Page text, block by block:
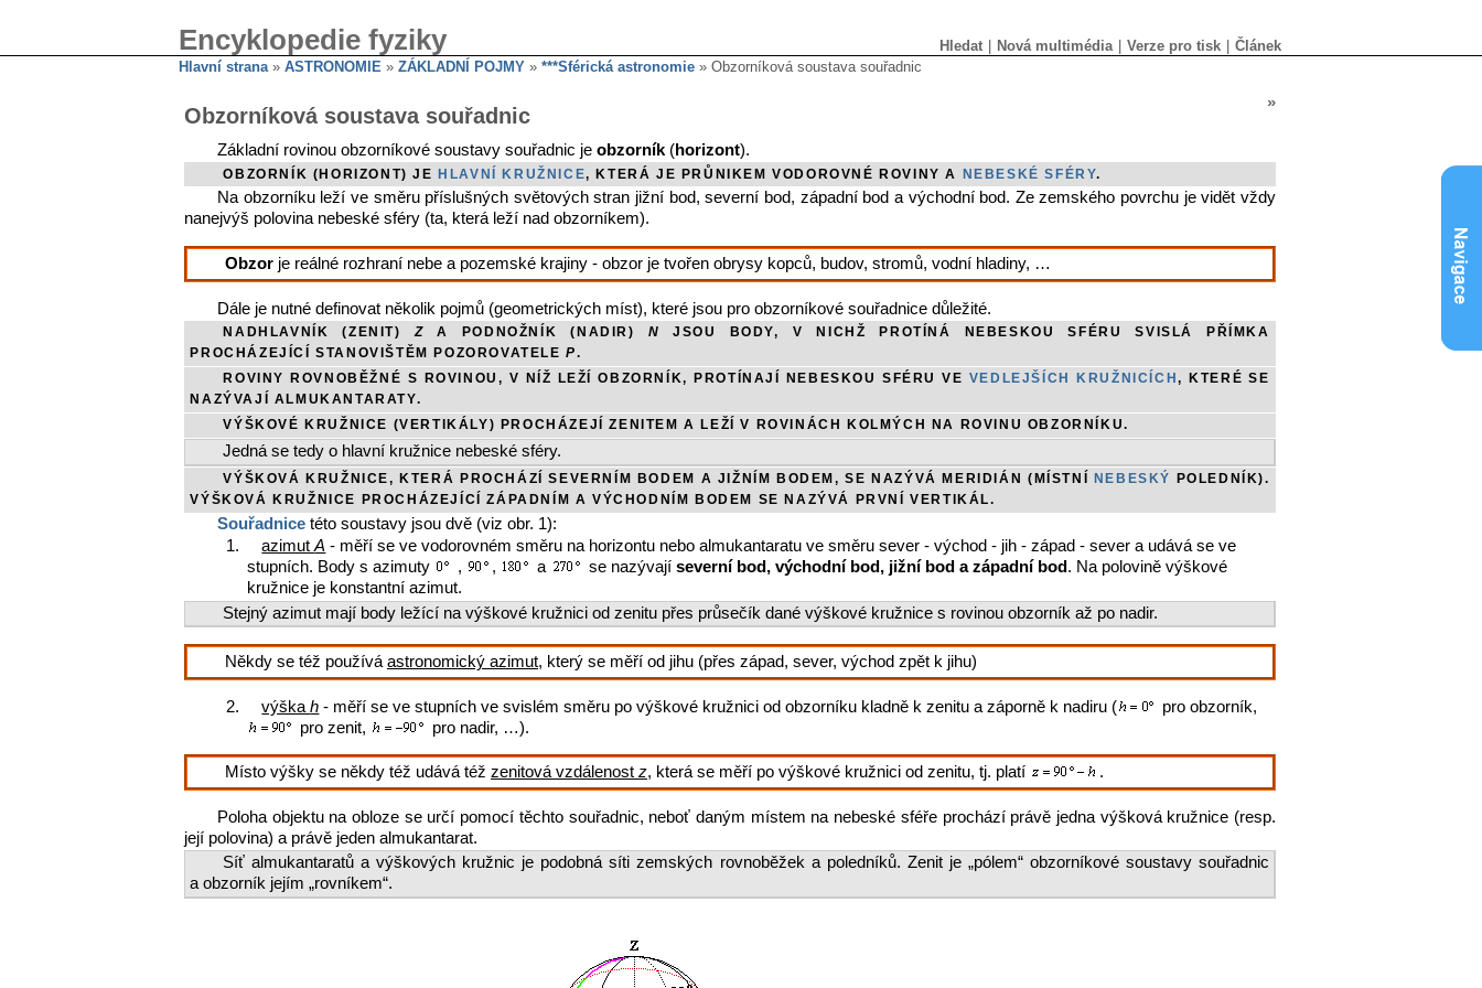
Encyklopedie fyziky Hledat Nová multimédia Verze pro tisk
Článek
Hlavní strana» ASTRONOMIE » ZÁKLADNÍ POJMY » ***Sférická astronomie » Obzorníková soustava souřadnic
»
Obzorníková soustava souřadnic
Základní rovinou obzorníkové soustavy souřadnic je obzorník (horizont).
OBZORNÍK (HORIZONT) JEHLAVNÍ KRUŽNICE, KTERÁ JE PRŮNIKEM VODOROVNÉ ROVINY A NEBESKÉ SFÉRY.
Na obzorníku leží ve směru příslušných světových stran jižní bod, severní bod, západní bod a východní bod. Ze zemského povrchu je vidět vždy
nanejvýš polovina nebeské sféry (ta, která leží nad obzorníkem).
Obzor je reálné rozhraní nebe a pozemské krajiny - obzor je tvořen obrysy kopců, budov, stromů, vodní hladiny, …
Dále je nutné definovat několik pojmů (geometrických míst), které jsou pro obzorníkové souřadnice důležité.
NADHLAVNÍK (ZENIT)Z A PODNOŽNÍK (NADIR) N JSOU BODY, V NICHŽ PROTÍNÁ NEBESKOU SFÉRU SVISLÁ PŘÍMKA
PROCHÁZEJÍCÍ STANOVIŠTĚM POZOROVATELEP.
ROVINY ROVNOBĚŽNÉ S ROVINOU, V NÍŽ LEŽÍ OBZORNÍK, PROTÍNAJÍ NEBESKOU SFÉRU VE VEDLEJŠÍCH KRUŽNICÍCH, KTERÉ SE
NAZÝVAJÍ ALMUKANTARATY.
VÝŠKOVÉ KRUŽNICE (VERTIKÁLY) PROCHÁZEJÍ ZENITEM A LEŽÍ V ROVINÁCH KOLMÝCH NA ROVINU OBZORNÍKU.
Jedná se tedy o hlavní kružnice nebeské sféry.
VÝŠKOVÁ KRUŽNICE, KTERÁ PROCHÁZÍ SEVERNÍM BODEM A JIŽNÍM BODEM, SE NAZÝVÁ MERIDIÁN (MÍSTNÍ NEBESKÝ
POLEDNÍK).
VÝŠKOVÁ KRUŽNICE PROCHÁZEJÍCÍ ZÁPADNÍM A VÝCHODNÍM BODEM SE NAZÝVÁ PRVNÍ VERTIKÁL.
Souřadnice této soustavy jsou dvě (viz obr. 1):
1.azimutA - měří se ve vodorovném směru na horizontu nebo almukantaratu ve směru sever - východ - jih - západ - sever a udává se ve
stupních. Body s azimuty
, , a se nazývajíseverní bod, východní bod, jižní bod a západní bod. Na polovině výškové
kružnice je konstantní azimut.
Stejný azimut mají body ležící na výškové kružnici od zenitu přes průsečík dané výškové kružnice s rovinou obzorník až po nadir.
Někdy se též používá astronomický azimut, který se měří od jihu (přes západ, sever, východ zpět k jihu)
2.výškah - měří se ve stupních ve svislém směru po výškové kružnici od obzorníku kladně k zenitu a záporně k nadiru (
pro obzorník,
pro zenit,
pro nadir, …).
Místo výšky se někdy též udává též zenitová vzdálenost z, která se měří po výškové kružnici od zenitu, tj. platí .
Poloha objektu na obloze se určí pomocí těchto souřadnic, neboť daným místem na nebeské sféře prochází právě jedna výšková kružnice (resp.
její polovina) a právě jeden almukantarat.
Síť almukantaratů a výškových kružnic je podobná síti zemských rovnoběžek a poledníků. Zenit je „pólem“ obzorníkové soustavy souřadnic
a obzorník jejím „rovníkem“.